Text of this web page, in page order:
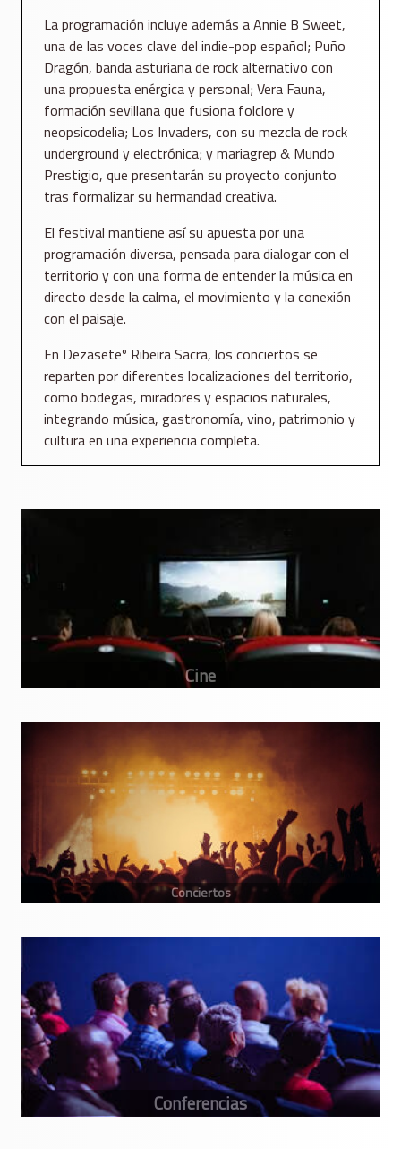
La programación incluye además a Annie B Sweet,
una de las voces clave del indie-pop español; Puño
Dragón, banda asturiana de rock alternativo con
una propuesta enérgica y personal; Vera Fauna,
formación sevillana que fusiona folclore y
neopsicodelia; Los Invaders, con su mezcla de rock
underground y electrónica; y mariagrep & Mundo
Prestigio, que presentarán su proyecto conjunto
tras formalizar su hermandad creativa.
El festival mantiene así su apuesta por una
programación diversa, pensada para dialogar con el
territorio y con una forma de entender la música en
directo desde la calma, el movimiento y la conexión
con el paisaje.
En Dezaseteº Ribeira Sacra, los conciertos se
reparten por diferentes localizaciones del territorio,
como bodegas, miradores y espacios naturales,
integrando música, gastronomía, vino, patrimonio y
cultura en una experiencia completa.